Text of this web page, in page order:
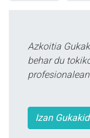
Azkoitia
behar du
Izan